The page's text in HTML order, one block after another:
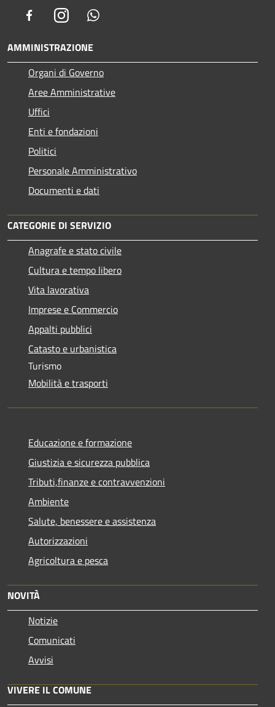
FacebookInstagram
AMMINISTRAZIONE
Organi di Governo
Aree Amministrative
Uffici
Enti e fondazioni
Politici
Personale Amministrativo
Documenti e dati
CATEGORIE DI SERVIZIO
Anagrafe e stato civile
Cultura e tempo libero
Vita lavorativa
Imprese e Commercio
Appalti pubblici
Catasto e urbanistica
Turismo
Mobilità e trasporti
Educazione e formazione
Giustizia e sicurezza pubblica
Tributi,finanze e contravvenzioni
Ambiente
Salute, benessere e assistenza
Autorizzazioni
Agricoltura e pesca
NOVITÀ
Notizie
Comunicati
Avvisi
VIVERE IL COMUNE